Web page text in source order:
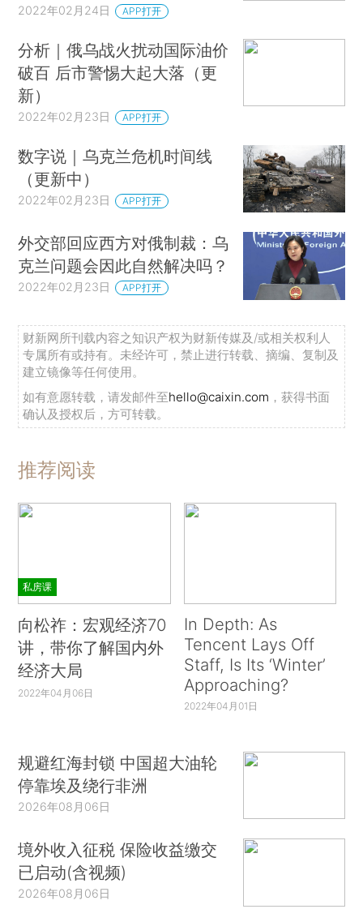
2022年02月24日 APP打开
分析｜俄乌战火扰动国际油价
破百 后市警惕大起大落（更
新）
2022年02月23日 APP打开
数字说｜乌克兰危机时间线
（更新中）
2022年02月23日 APP打开
外交部回应西方对俄制裁：乌
克兰问题会因此自然解决吗？
2022年02月23日 APP打开
财新网所刊载内容之知识产权为财新传媒及/或相关权利人
专属所有或持有。未经许可，禁止进行转载、摘编、复制及
建立镜像等任何使用。
如有意愿转载，请发邮件至hello@caixin.com ，获得书面
确认及授权后，方可转载。
推荐阅读
私房课
向松祚：宏观经济70
讲，带你了解国内外
经济大局
2022年04月06日
In Depth: As
Tencent Lays Off
Staff, Is Its ‘Winter’
Approaching?
2022年04月01日
规避红海封锁 中国超大油轮
停靠埃及绕行非洲
2026年08月06日
境外收入征税 保险收益缴交
已启动(含视频)
2026年08月06日